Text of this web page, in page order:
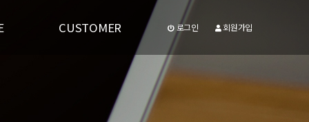
CUSTOMER 로그인 회원가입